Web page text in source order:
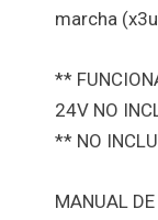
marcha
**
24V NO
** NO
MANUAL